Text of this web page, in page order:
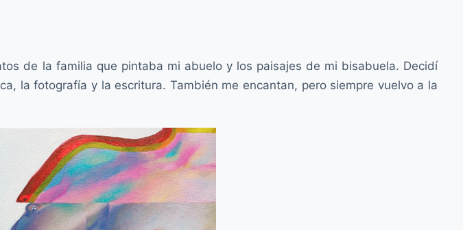
de la familia que pintaba mi abuelo y los paisajes de mi bisabuela. Decidí
la fotografía y la escritura. También me encantan, pero siempre vuelvo a la